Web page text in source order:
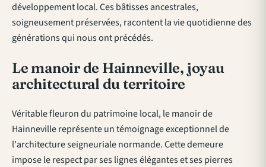
développement local. Ces bâtisses ancestrales,
soigneusement préservées, racontent la vie quotidienne des
générations qui nous ont précédés.
Le manoir de Hainneville, joyau
architectural du territoire
Véritable fleuron du patrimoine local, le manoir de
Hainneville représente un témoignage exceptionnel de
l'architecture seigneuriale normande. Cette demeure
impose le respect par ses lignes élégantes et ses pierres